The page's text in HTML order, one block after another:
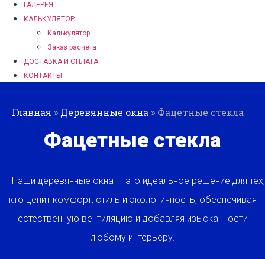
ГАЛЕРЕЯ
КАЛЬКУЛЯТОР
Калькулятор
Заказ расчета
ДОСТАВКА И ОПЛАТА
КОНТАКТЫ
Главная » Деревянные окна » Фацетные стекла
Фацетные стекла
Наши деревянные окна — это идеальное решение для тех,
кто ценит комфорт, стиль и экологичность, обеспечивая
естественную вентиляцию и добавляя изысканности
любому интерьеру.